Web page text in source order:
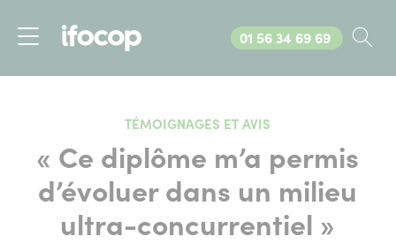
Menu
Appelez-nous au
01 56 34 69 69
TÉMOIGNAGES ET AVIS
« Ce diplôme m’a permis
d’évoluer dans un milieu
ultra-concurrentiel »